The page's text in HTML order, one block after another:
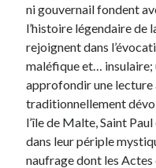
ni gouvernail fondent
l’histoire légendaire de
rejoignent dans
maléfique et… insulaire;
approfondir une
traditionnellement
l’île de Malte, Saint
dans leur périple
naufrage dont les